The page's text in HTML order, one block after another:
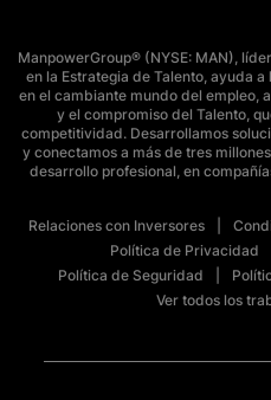
ManpowerGroup® (NYSE: MAN),
en la Estrategia de Talento, ayuda
en el cambiante mundo del empleo,
y el compromiso del Talento,
competitividad. Desarrollamos
y conectamos a más de tres
desarrollo profesional, en
Relaciones con Inversores
Política de Privacidad
Política de Seguridad
Ver todos los